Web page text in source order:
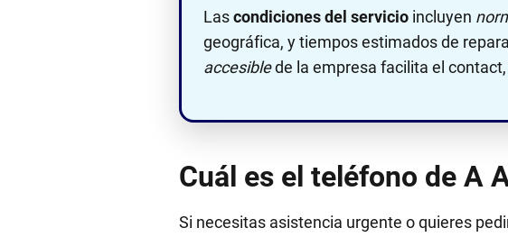
Lascondiciones del servicio incluyen
geográfica, y tiempos estimados de
accesiblede la empresa facilita el
Cuál es el teléfono de A
Si necesitas asistencia urgente o quieres